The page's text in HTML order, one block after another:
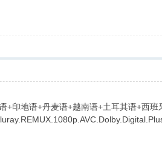
+印地语+丹麦语+越南语+土耳其语+西班